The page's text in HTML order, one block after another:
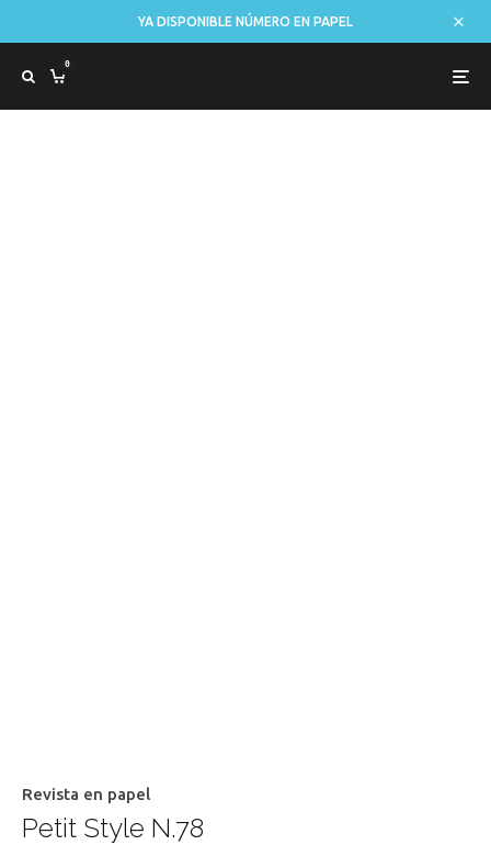
YA DISPONIBLE NÚMERO EN PAPEL
0
Revista en papel
Petit Style N.78